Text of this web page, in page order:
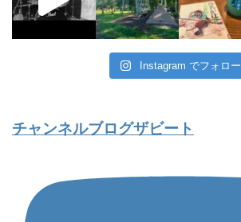
Instagram でフォロー
チャンネルブログザビート